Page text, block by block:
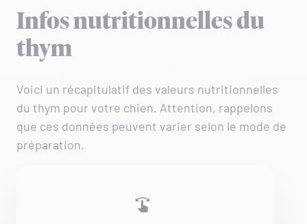
Infos nutritionnelles du
thym
Voici un récapitulatif des valeurs nutritionnelles
du thym pour votre chien. Attention, rappelons
que ces données peuvent varier selon le mode de
préparation.